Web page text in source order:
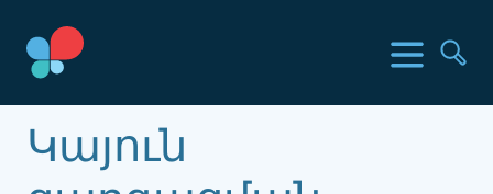
content
SIA երկրներ
Կայուն